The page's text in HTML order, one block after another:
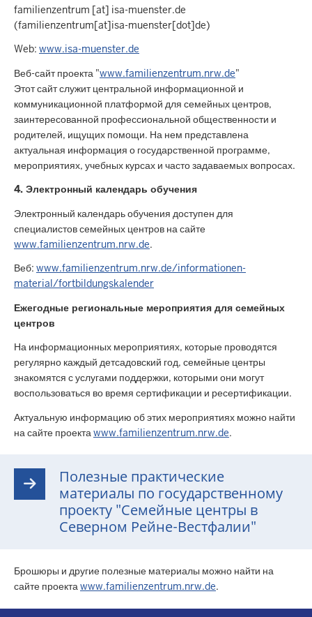
familienzentrum [at] isa-muenster.de
(familienzentrum[at]isa-muenster[dot]de)
Web: www.isa-muenster.de
Веб-сайт проекта "www.familienzentrum.nrw.de"
Этот сайт служит центральной информационной и
коммуникационной платформой для семейных центров,
заинтересованной профессиональной общественности и
родителей, ищущих помощи. На нем представлена
актуальная информация о государственной программе,
мероприятиях, учебных курсах и часто задаваемых вопросах.
4. Электронный календарь обучения
Электронный календарь обучения доступен для
специалистов семейных центров на сайте
www.familienzentrum.nrw.de.
Веб: www.familienzentrum.nrw.de/informationen-
material/fortbildungskalender
Ежегодные региональные мероприятия для семейных
центров
На информационных мероприятиях, которые проводятся
регулярно каждый детсадовский год, семейные центры
знакомятся с услугами поддержки, которыми они могут
воспользоваться во время сертификации и ресертификации.
Актуальную информацию об этих мероприятиях можно найти
на сайте проекта www.familienzentrum.nrw.de.
Полезные практические
материалы по государственному
проекту "Семейные центры в
Северном Рейне-Вестфалии"
Брошюры и другие полезные материалы можно найти на
сайте проекта www.familienzentrum.nrw.de.